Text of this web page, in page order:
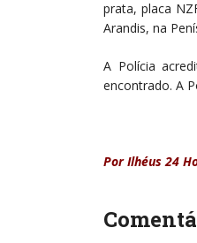
prata, placa
Arandis, na
A Polícia
encontrado. A
Por Ilhéus 24